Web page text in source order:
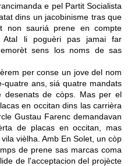
e pel Partit Socialista
dins un jacobinisme tras que
non sauriá prene en compte
Atal li poguèri pas jamai far
sens los noms de sas
per conse un jove del nom
quatre ans, siá quatre mandats
desenats de còps. Mas per el
en occitan dins las carrièra
Gustau Farenc demandavan
de placas en occitan, mas
vièlha. Amb En Solet, un còp
de prene sas marcas coma
de l'acceptacion del projècte